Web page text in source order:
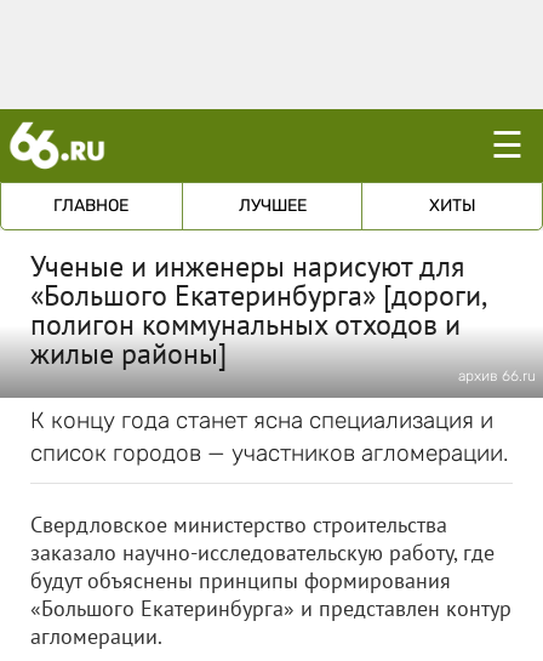
☰
ГЛАВНОЕ ЛУЧШЕЕ ХИТЫ
Ученые и инженеры нарисуют для
«Большого Екатеринбурга» [дороги,
полигон коммунальных отходов и
жилые районы]
архив 66.ru
К концу года станет ясна специализация и
список городов — участников агломерации.
Свердловское министерство строительства
заказало научно-исследовательскую работу, где
будут объяснены принципы формирования
«Большого Екатеринбурга» и представлен контур
агломерации.